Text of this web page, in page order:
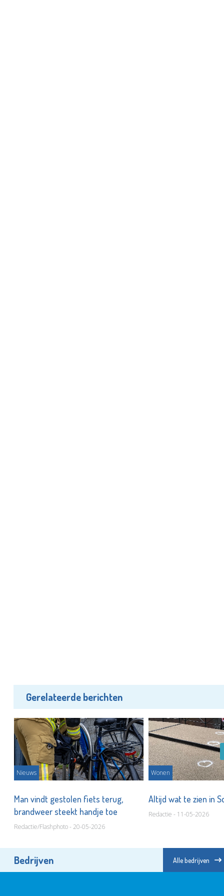
Gerelateerde berichten
Nieuws
Man vindt gestolen fiets terug,
brandweer steekt handje toe
Redactie/Flashphoto - 20-05-2026
Wonen
Altijd wat te zien in
Redactie - 11-05-2026
Bedrijven Alle bedrijven